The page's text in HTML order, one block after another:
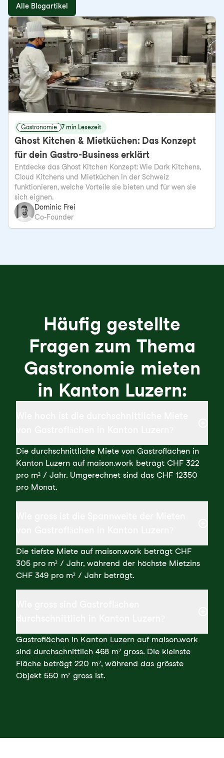
Alle Blogartikel
Gastronomie 7 min Lesezeit
Ghost Kitchen & Mietküchen: Das Konzept
für dein Gastro-Business erklärt
Entdecke das Ghost Kitchen Konzept: Wie Dark Kitchens,
Cloud Kitchens und Mietküchen in der Schweiz
funktionieren, welche Vorteile sie bieten und für wen sie
sich eignen.
Dominic Frei
Co-Founder
Häufig gestellte
Fragen zum Thema
Gastronomie mieten
in Kanton Luzern:
Die durchschnittliche Miete von Gastroflächen in
Kanton Luzern auf maison.work beträgt CHF 322
pro m² / Jahr. Umgerechnet sind das CHF 12350
pro Monat.
Die tiefste Miete auf maison.work beträgt CHF
305 pro m² / Jahr, während der höchste Mietzins
CHF 349 pro m² / Jahr beträgt.
Gastroflächen in Kanton Luzern auf maison.work
sind durchschnittlich 468 m² gross. Die kleinste
Fläche beträgt 220 m², während das grösste
Objekt 550 m² gross ist.